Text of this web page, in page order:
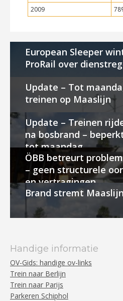
2009
European Sleeper
ProRail over
Update – Tot
treinen op Maaslijn
Update – Treinen
na bosbrand –
tot maandag
ÖBB betreurt
– geen structurele
en vertragingen
Brand stremt
Handige informatie
OV-Gids: handige ov-links
Trein naar Berlijn
Trein naar Parijs
Parkeren Schiphol